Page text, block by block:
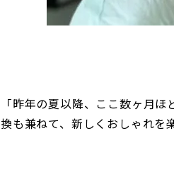
「昨年の夏以降、ここ数ヶ月
換も兼ねて、新しくおしゃれを